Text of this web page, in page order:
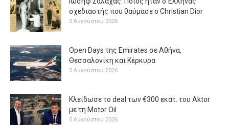
σχεδιαστής που θαύμασε ο Christian Dior
5 Αυγούστου 2026
Open Days της Emirates σε Αθήνα,
Θεσσαλονίκη και Κέρκυρα
5 Αυγούστου 2026
Κλείδωσε το deal των €300 εκατ. του Aktor
με τη Μotor Oil
5 Αυγούστου 2026